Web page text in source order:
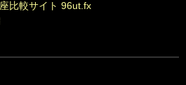
比較サイト 96ut.fx